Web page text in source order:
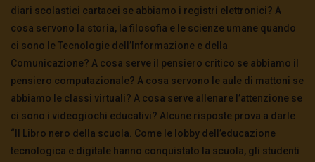
diari scolastici cartacei se abbiamo i registri elettronici? A
cosa servono la storia, la filosofia e le scienze umane quando
ci sono le Tecnologie dell’Informazione e della
Comunicazione? A cosa serve il pensiero critico se abbiamo il
pensiero computazionale? A cosa servono le aule di mattoni se
abbiamo le classi virtuali? A cosa serve allenare l’attenzione se
ci sono i videogiochi educativi? Alcune risposte prova a darle
“Il Libro nero della scuola. Come le lobby dell’educazione
tecnologica e digitale hanno conquistato la scuola, gli studenti